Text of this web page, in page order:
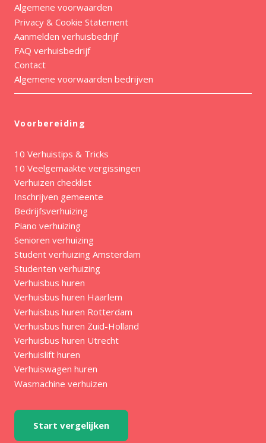
Algemene voorwaarden
Privacy & Cookie Statement
Aanmelden verhuisbedrijf
FAQ verhuisbedrijf
Contact
Algemene voorwaarden bedrijven
Voorbereiding
10 Verhuistips & Tricks
10 Veelgemaakte vergissingen
Verhuizen checklist
Inschrijven gemeente
Bedrijfsverhuizing
Piano verhuizing
Senioren verhuizing
Student verhuizing Amsterdam
Studenten verhuizing
Verhuisbus huren
Verhuisbus huren Haarlem
Verhuisbus huren Rotterdam
Verhuisbus huren Zuid-Holland
Verhuisbus huren Utrecht
Verhuislift huren
Verhuiswagen huren
Wasmachine verhuizen
Start vergelijken